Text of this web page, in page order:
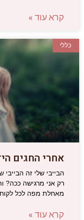
קרא עוד »
כללי
אחרי החגים
הבייבי שלי זה
רק אני מרגישה ככה?
מאחלת מפה לכל
קרא עוד »